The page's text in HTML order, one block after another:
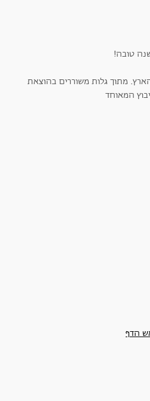
הדף